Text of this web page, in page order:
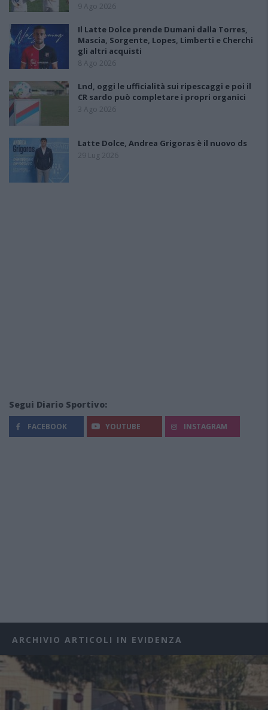
9 Ago 2026
Il Latte Dolce prende Dumani dalla Torres,
Mascia, Sorgente, Lopes, Limberti e Cherchi
gli altri acquisti
8 Ago 2026
Lnd, oggi le ufficialità sui ripescaggi e poi il
CR sardo può completare i propri organici
3 Ago 2026
Latte Dolce, Andrea Grigoras è il nuovo ds
29 Lug 2026
Segui Diario Sportivo:
FACEBOOK YOUTUBE INSTAGRAM
ARCHIVIO ARTICOLI IN EVIDENZA